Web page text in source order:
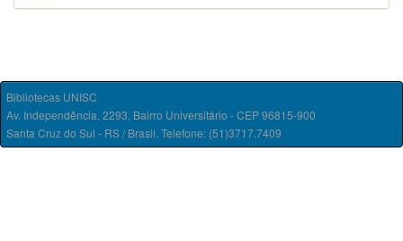
Bibliotecas UNISC
Av. Independência, 2293, Bairro Universitário - CEP 96815-900
Santa Cruz do Sul - RS / Brasil. Telefone: (51)3717.7409